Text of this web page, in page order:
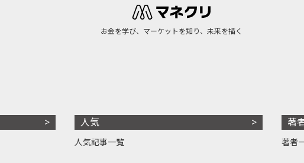
お金を学び、マーケットを知り、未来を描く
人気
人気記事一覧
著
著者